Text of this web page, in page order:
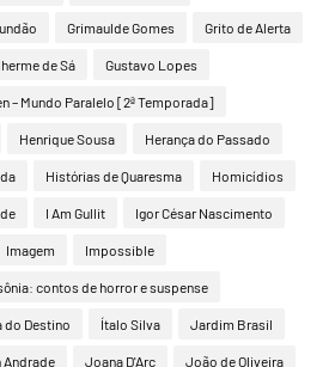
Grimaulde Gomes Grito de Alerta
de Sá Gustavo Lopes
– Mundo Paralelo [2ª Temporada]
Henrique Sousa Herança do Passado
Histórias de Quaresma Homicídios
I Am Gullit Igor César Nascimento
Imagem Impossible
contos de horror e suspense
do Destino Ítalo Silva Jardim Brasil
Joana D'Arc João de Oliveira